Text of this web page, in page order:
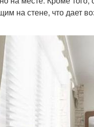
на стене, что дает